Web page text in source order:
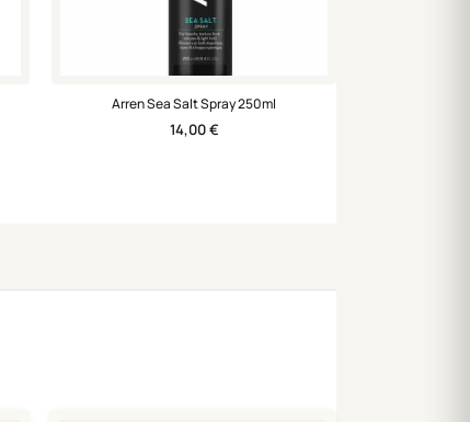
Arren Sea Salt Spray 250ml
14,00€